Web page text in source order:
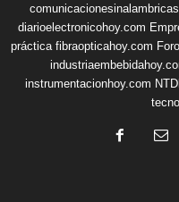
diarioelectronicohoy.com
práctica fibraopticahoy.com
instrumentacionhoy.com